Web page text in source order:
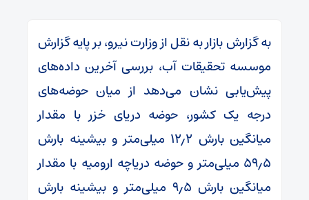
به گزارش بازار به نقل از وزارت نیرو، بر پایه گزارش
موسسه تحقیقات آب، بررسی آخرین داده‌های
پیش‌یابی نشان می‌دهد از میان حوضه‌های
درجه یک کشور، حوضه دریای خزر با مقدار
میانگین بارش ۱۲٫۲ میلی‌متر و بیشینه بارش
۵۹٫۵ میلی‌متر و حوضه دریاچه ارومیه با مقدار
میانگین بارش ۹٫۵ میلی‌متر و بیشینه بارش